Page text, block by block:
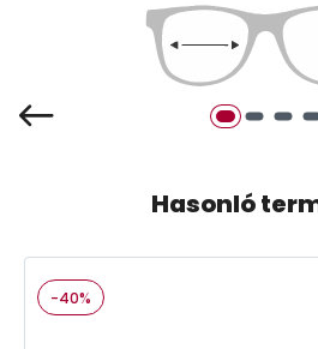
Hasonló
-40%